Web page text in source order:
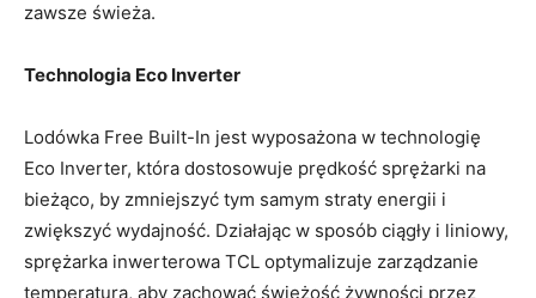
zawsze świeża.
Technologia Eco Inverter
Lodówka Free Built-In jest wyposażona w technologię
Eco Inverter, która dostosowuje prędkość sprężarki na
bieżąco, by zmniejszyć tym samym straty energii i
zwiększyć wydajność. Działając w sposób ciągły i liniowy,
sprężarka inwerterowa TCL optymalizuje zarządzanie
temperaturą, aby zachować świeżość żywności przez